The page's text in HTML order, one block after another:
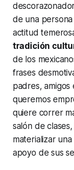
de una
actitud
tradición
de los
frases
padres, amigos
queremos
quiere correr
salón de
materializar
apoyo de sus